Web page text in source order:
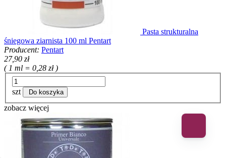
Pasta strukturalna
śniegowa ziarnista 100 ml Pentart
Producent: Pentart
27,90 zł
( 1 ml = 0,28 zł )
szt Do koszyka
zobacz więcej